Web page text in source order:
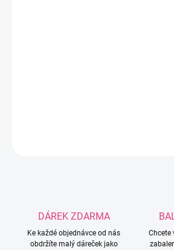
DÁREK ZDARMA
Ke každé objednávce od nás
obdržíte malý dáreček jako
Chcete